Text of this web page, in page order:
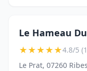
Le Hameau
★★★★★4.8/5
Le Prat, 07260 Ribes